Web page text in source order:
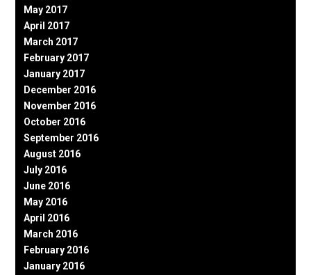
May 2017
April 2017
March 2017
February 2017
January 2017
December 2016
November 2016
October 2016
September 2016
August 2016
July 2016
June 2016
May 2016
April 2016
March 2016
February 2016
January 2016